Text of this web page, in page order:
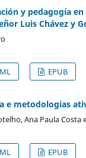
y pedagogía en
Luis Chávez y
EPUB
e metodologias
Ana Paula Costa
EPUB